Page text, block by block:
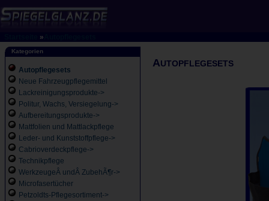
»
Kategorien
Autopflegesets
Neue Fahrzeugpflegemittel
Lackreinigungsprodukte->
Politur, Wachs, Versiegelung->
Aufbereitungsprodukte->
Mattfolien und Mattlackpflege
Leder- und Kunststoffpflege->
Cabrioverdeckpflege->
Technikpflege
WerkzeugeÂ undÂ ZubehÃ¶r->
Microfasertücher
Petzoldts-Pflegesortiment->
AUTOPFLEGESETS